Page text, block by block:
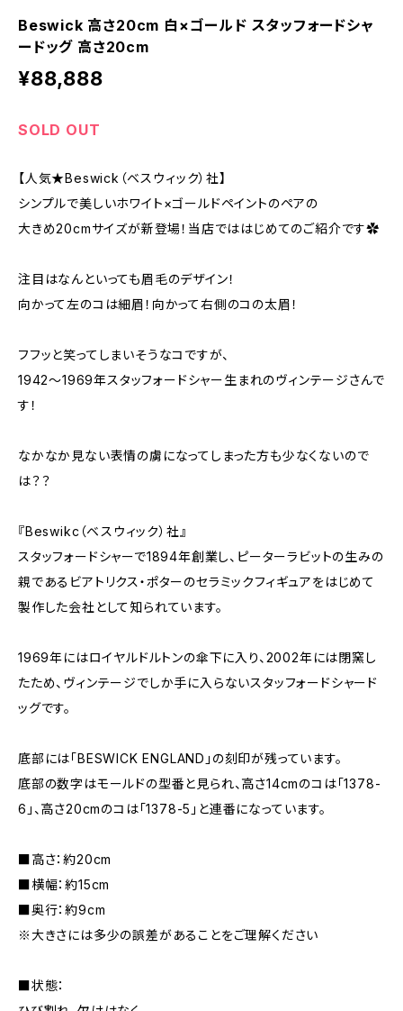
Beswick 高さ20cm 白×ゴールド スタッフォードシャ
ードッグ 高さ20cm
¥88,888
SOLD OUT
【人気★Beswick（ベスウィック）社】
シンプルで美しいホワイト×ゴールドペイントのペアの
大きめ20cmサイズが新登場！当店でははじめてのご紹介です✿
注目はなんといっても眉毛のデザイン！
向かって左のコは細眉！向かって右側のコの太眉！
フフッと笑ってしまいそうなコですが、
1942〜1969年スタッフォードシャー生まれのヴィンテージさんで
す！
なかなか見ない表情の虜になってしまった方も少なくないので
は？？
『Beswikc（ベスウィック）社』
スタッフォードシャーで1894年創業し、ピーターラビットの生みの
親であるビアトリクス・ポターのセラミックフィギュアをはじめて
製作した会社として知られています。
1969年にはロイヤルドルトンの傘下に入り、2002年には閉窯し
たため、ヴィンテージでしか手に入らないスタッフォードシャード
ッグです。
底部には「BESWICK ENGLAND」の刻印が残っています。
底部の数字はモールドの型番と見られ、高さ14cmのコは「1378-
6」、高さ20cmのコは「1378-5」と連番になっています。
■高さ：約20cm
■横幅：約15cm
■奥行：約9cm
※大きさには多少の誤差があることをご理解ください
■状態：